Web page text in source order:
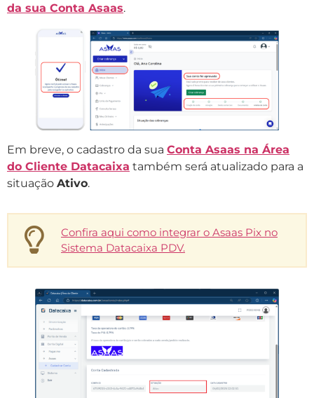
da sua Conta Asaas.
Em breve, o cadastro da sua Conta Asaas na Área
do Cliente Datacaixa também será atualizado para a
situação Ativo.
Confira aqui como integrar o Asaas Pix no
Sistema Datacaixa PDV.